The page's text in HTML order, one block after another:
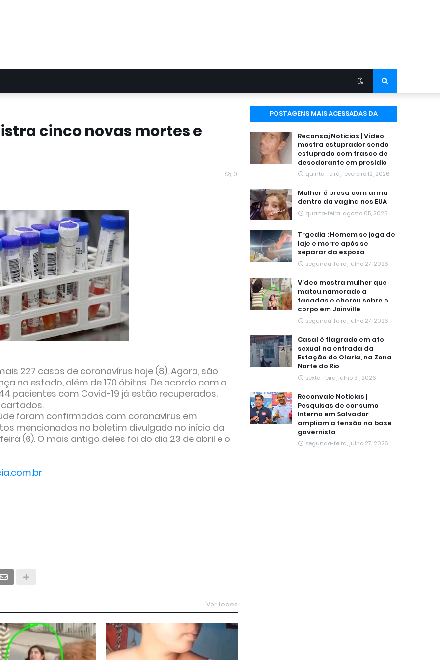
cinco novas mortes e
0
227 casos de coronavírus hoje (8). Agora, são
no estado, além de 170 óbitos. De acordo com a
pacientes com Covid-19 já estão recuperados.
foram confirmados com coronavírus em
mencionados no boletim divulgado no início da
(6). O mais antigo deles foi do dia 23 de abril e o
Ver todos
POSTAGENS MAIS ACESSADAS DA
Reconsaj Noticias | Vídeo
mostra estuprador sendo
estuprado com frasco de
desodorante em presídio
quinta-feira, fevereiro 12, 2026
Mulher é presa com arma
dentro da vagina nos EUA
quarta-feira, agosto 05, 2026
Trgedia : Homem se joga de
laje e morre após se
separar da esposa
segunda-feira, julho 27, 2026
Vídeo mostra mulher que
matou namorado a
facadas e chorou sobre o
corpo em Joinville
segunda-feira, julho 27, 2026
Casal é flagrado em ato
sexual na entrada da
Estação de Olaria, na Zona
Norte do Rio
sexta-feira, julho 31, 2026
Reconvale Noticias |
Pesquisas de consumo
interno em Salvador
ampliam a tensão na base
governista
segunda-feira, julho 27, 2026